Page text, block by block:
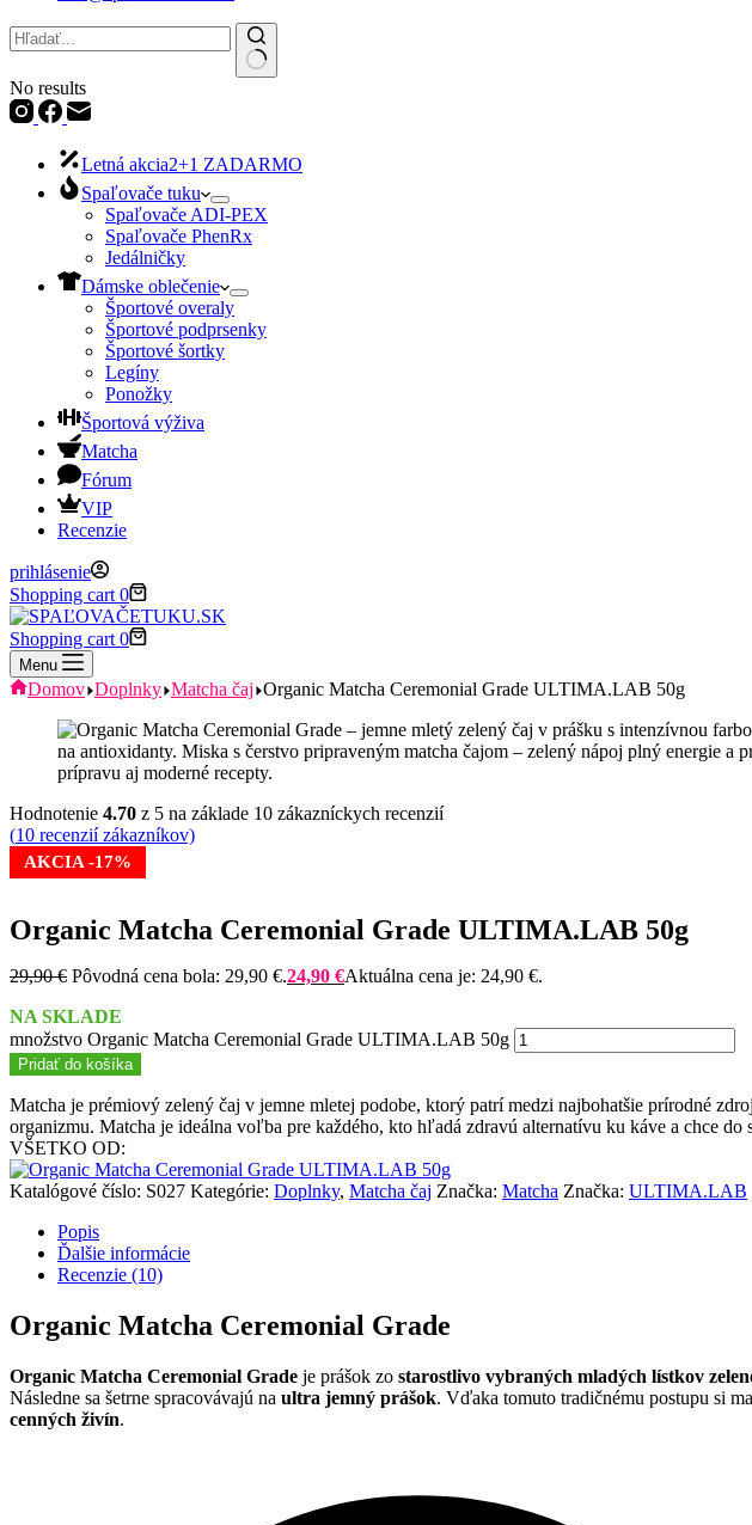
No results
Letná akcia2+1 ZADARMO
Spaľovače tuku
Spaľovače ADI-PEX
Spaľovače PhenRx
Jedálničky
Dámske oblečenie
Športové overaly
Športové podprsenky
Športové šortky
Legíny
Ponožky
Športová výživa
Matcha
Fórum
VIP
Recenzie
prihlásenie
Shopping cart 0
Shopping cart 0
Menu
Domov Doplnky Matcha čaj Organic Matcha Ceremonial Grade ULTIMA.LAB 50g
Hodnotenie 4.70 z 5 na základe 10 zákazníckych recenzií
(10 recenzií zákazníkov)
AKCIA -17%
Organic Matcha Ceremonial Grade ULTIMA.LAB 50g
29,90€ Pôvodná cena bola: 29,90 €.24,90 €Aktuálna cena je: 24,90 €.
NA SKLADE
množstvo Organic Matcha Ceremonial Grade ULTIMA.LAB 50g
Pridať do košíka
Matcha je prémiový zelený čaj v jemne mletej podobe, ktorý patrí medzi najbohatšie prírodné
organizmu. Matcha je ideálna voľba pre každého, kto hľadá zdravú alternatívu ku káve a chce
VŠETKO OD:
Katalógové číslo: S027 Kategórie: Doplnky, Matcha čaj Značka: Matcha Značka: ULTIMA.LAB
Popis
Ďalšie informácie
Recenzie (10)
Organic Matcha Ceremonial Grade
Organic Matcha Ceremonial Grade je prášok zo starostlivo vybraných mladých lístkov
Následne sa šetrne spracovávajú na ultra jemný prášok. Vďaka tomuto tradičnému postupu si
cenných živín.